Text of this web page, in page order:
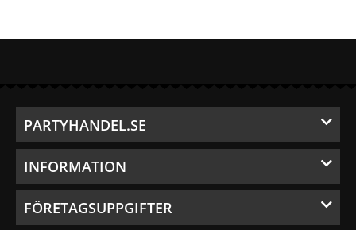
PARTYHANDEL.SE
INFORMATION
FÖRETAGSUPPGIFTER